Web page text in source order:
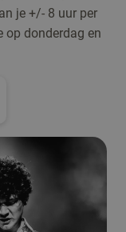
je +/- 8 uur per
op donderdag en